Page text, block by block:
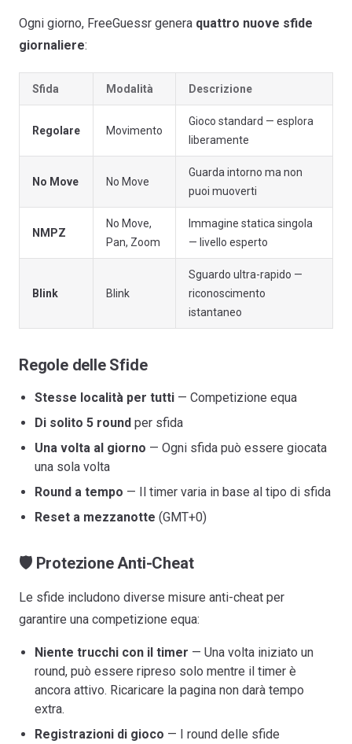
Ogni giorno, FreeGuessr genera quattro nuove sfide
giornaliere:
Sfida Modalità Descrizione
Regolare Movimento
Gioco standard — esplora
liberamente
No Move No Move
Guarda intorno ma non
puoi muoverti
NMPZ
No Move,
Pan, Zoom
Immagine statica singola
— livello esperto
Blink Blink
Sguardo ultra-rapido —
riconoscimento
istantaneo
Regole delle Sfide
Stesse località per tutti — Competizione equa
Di solito 5 round per sfida
Una volta al giorno — Ogni sfida può essere giocata
una sola volta
Round a tempo — Il timer varia in base al tipo di sfida
Reset a mezzanotte (GMT+0)
🛡️ Protezione Anti-Cheat
Le sfide includono diverse misure anti-cheat per
garantire una competizione equa:
Niente trucchi con il timer — Una volta iniziato un
round, può essere ripreso solo mentre il timer è
ancora attivo. Ricaricare la pagina non darà tempo
extra.
Registrazioni di gioco — I round delle sfide